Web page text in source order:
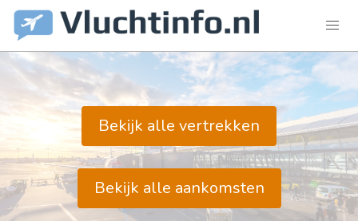
Bekijk alle vertrekken
Bekijk alle aankomsten